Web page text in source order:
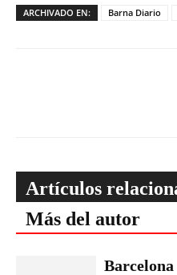
ARCHIVADO EN: Barna Diario
Artículos
Más del autor